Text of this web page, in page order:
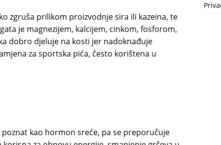
zgruša prilikom proizvodnje sira ili kazeina, te
je magnezijem, kalcijem, cinkom, fosforom,
dobro djeluje na kosti jer nadoknađuje
za sportska pića, često korištena u
kao hormon sreće, pa se preporučuje